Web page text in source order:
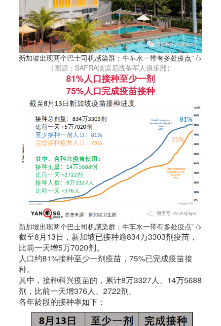
新加坡出现两个巴士司机感染群；牛车水一带有多处疫点” />
（图源：SAFRA淡滨尼战备军人俱乐部）
81%人口接种至少一剂
75%人口完成疫苗接种
新加坡出现两个巴士司机感染群；牛车水一带有多处疫点” />
截至8月13日， 新加坡已接种逾834万3303剂疫苗，
比前一天增5万7020剂。
人口约81%接种至少一剂疫苗，75%已完成疫苗接
种。
其中，接种科兴疫苗的，累计8万3327人、14万5688
剂，比前一天增376人、2722剂。
各年龄段的接种率如下：